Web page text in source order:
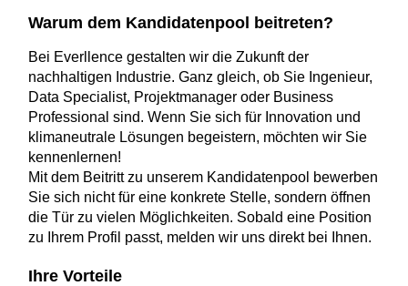
Warum dem Kandidatenpool beitreten?
Bei Everllence gestalten wir die Zukunft der
nachhaltigen Industrie. Ganz gleich, ob Sie Ingenieur,
Data Specialist, Projektmanager oder Business
Professional sind. Wenn Sie sich für Innovation und
klimaneutrale Lösungen begeistern, möchten wir Sie
kennenlernen!
Mit dem Beitritt zu unserem Kandidatenpool bewerben
Sie sich nicht für eine konkrete Stelle, sondern öffnen
die Tür zu vielen Möglichkeiten. Sobald eine Position
zu Ihrem Profil passt, melden wir uns direkt bei Ihnen.
Ihre Vorteile